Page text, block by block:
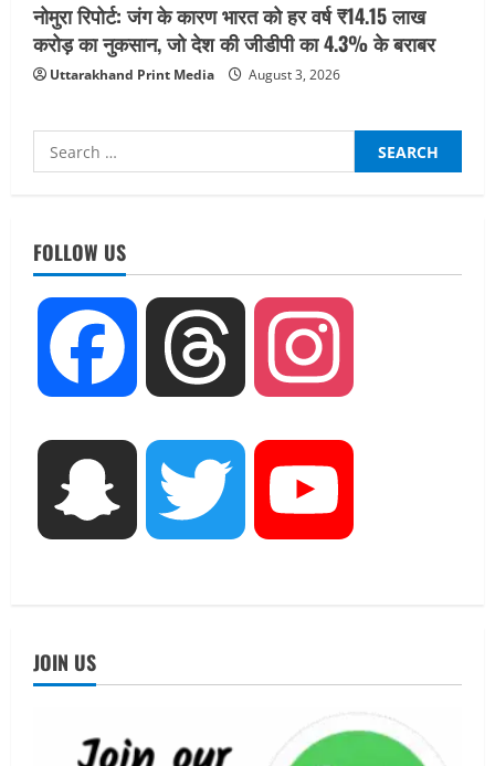
नोमुरा रिपोर्ट: जंग के कारण भारत को हर वर्ष ₹14.15 लाख
करोड़ का नुकसान, जो देश की जीडीपी का 4.3% के बराबर
Uttarakhand Print Media August 3, 2026
Search
for:
FOLLOW US
Facebook Threads
Snapchat Twitter
JOIN US
बीएसबीआई के बीच समझौता; भारतीय छात्रों
को मिलेंगे वैश्विक अवसर
August 5, 2026
STATES NEWS
महाराज की राजस्थान के मुख्यमंत्री से
गतिविधियों के विस्तार पर हुई चर्चा
August 4, 2026
UTTARAKHAND NEWS
नोमुरा रिपोर्ट: जंग के कारण भारत को हर वर्ष
5
किसी भेदभाव के अंतिम व्यक्ति तक पहुंचेगा:
मुख्यमंत्री धामी